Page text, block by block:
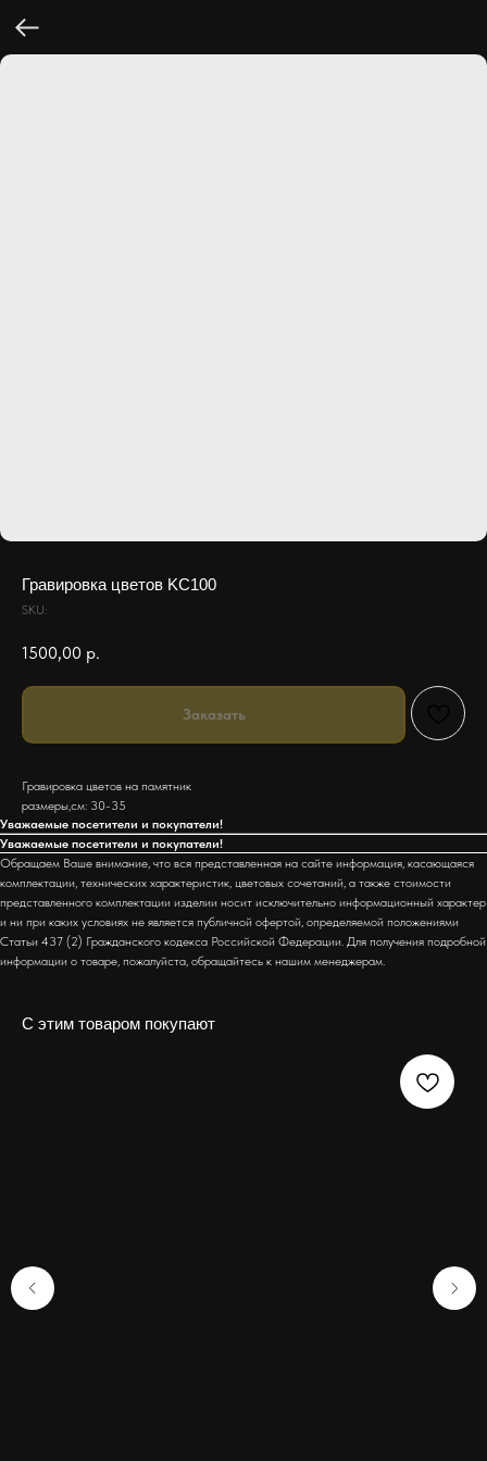
Гравировка цветов KC100
SKU:
1500,00 р.
Заказать
Гравировка цветов на памятник
размеры,см: 30-35
Уважаемые посетители и покупатели!
Уважаемые посетители и покупатели!
Обращаем Ваше внимание, что вся представленная на сайте информация, касающаяся
комплектации, технических характеристик, цветовых сочетаний, а также стоимости
представленного комплектации изделии носит исключительно информационный характер
и ни при каких условиях не является публичной офертой, определяемой положениями
Статьи 437 (2) Гражданского кодекса Российской Федерации. Для получения подробной
информации о товаре, пожалуйста, обращайтесь к нашим менеджерам.
С этим товаром покупают